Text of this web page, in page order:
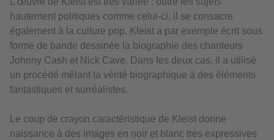
hautement politiques comme celui-ci, il se consacre
également à la culture pop. Kleist a par exemple écrit sous
forme de bande dessinée la biographie des chanteurs
Johnny Cash et Nick Cave. Dans les deux cas, il a utilisé
un procédé mêlant la vérité biographique à des éléments
fantastiques et surréalistes.
Le coup de crayon caractéristique de Kleist donne
naissance à des images en noir et blanc très expressives